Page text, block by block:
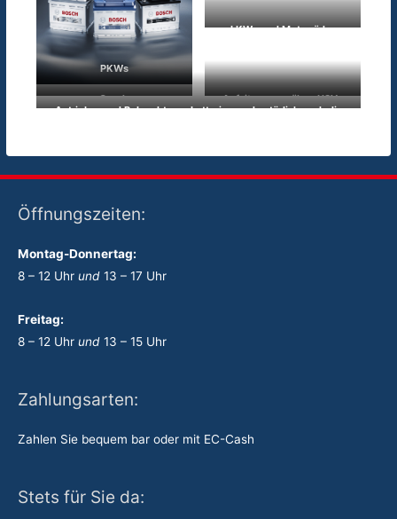
PKWs
LKWs und Motorräder
Quads
Aufsitzrasenmäher, USV-
Antriebs- und Beleuchtungsbatterien und natürlich auch die
Öffnungszeiten:
Montag-Donnertag:
8 – 12 Uhr und 13 – 17 Uhr
Freitag:
8 – 12 Uhr und 13 – 15 Uhr
Zahlungsarten:
Zahlen Sie bequem bar oder mit EC-Cash
Stets für Sie da: